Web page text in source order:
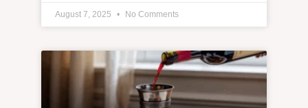
August 7, 2025 No Comments